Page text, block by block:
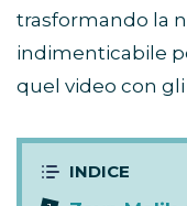
trasformando la
indimenticabile
quel video con